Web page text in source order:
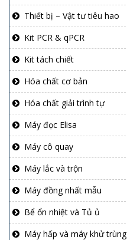
Thiết bị – Vật tư tiêu hao
Kit PCR & qPCR
Kit tách chiết
Hóa chất cơ bản
Hóa chất giải trình tự
Máy đọc Elisa
Máy cô quay
Máy lắc và trộn
Máy đồng nhất mẫu
Bể ổn nhiệt và Tủ ủ
Máy hấp và máy khử trùng